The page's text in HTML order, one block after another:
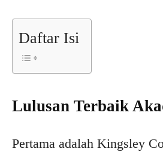
Daftar Isi
Lulusan Terbaik
Pertama adalah Kingsley